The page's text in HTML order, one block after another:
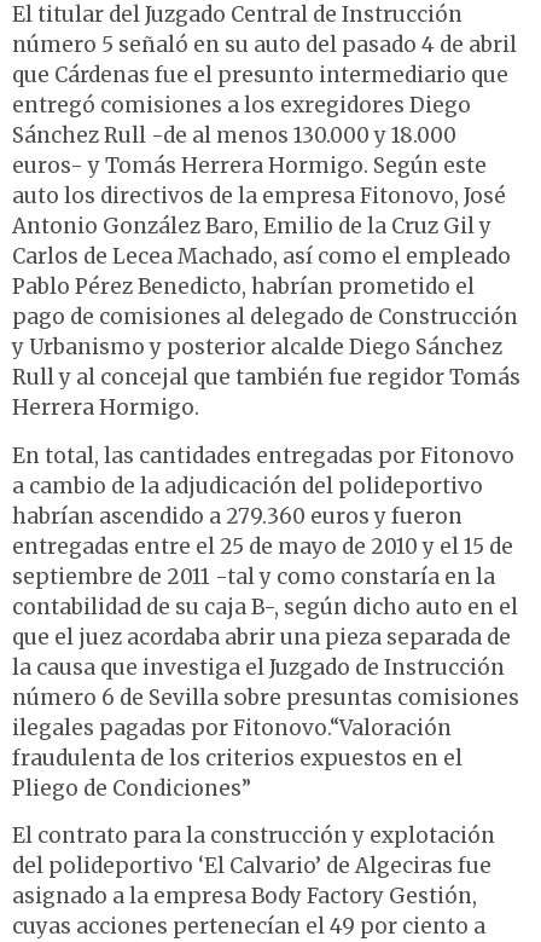
El titular del Juzgado Central de Instrucción
número 5 señaló en su auto del pasado 4 de abril
que Cárdenas fue el presunto intermediario que
entregó comisiones a los exregidores Diego
Sánchez Rull -de al menos 130.000 y 18.000
euros- y Tomás Herrera Hormigo. Según este
auto los directivos de la empresa Fitonovo, José
Antonio González Baro, Emilio de la Cruz Gil y
Carlos de Lecea Machado, así como el empleado
Pablo Pérez Benedicto, habrían prometido el
pago de comisiones al delegado de Construcción
y Urbanismo y posterior alcalde Diego Sánchez
Rull y al concejal que también fue regidor Tomás
Herrera Hormigo.
En total, las cantidades entregadas por Fitonovo
a cambio de la adjudicación del polideportivo
habrían ascendido a 279.360 euros y fueron
entregadas entre el 25 de mayo de 2010 y el 15 de
septiembre de 2011 -tal y como constaría en la
contabilidad de su caja B-, según dicho auto en el
que el juez acordaba abrir una pieza separada de
la causa que investiga el Juzgado de Instrucción
número 6 de Sevilla sobre presuntas comisiones
ilegales pagadas por Fitonovo.“Valoración
fraudulenta de los criterios expuestos en el
Pliego de Condiciones”
El contrato para la construcción y explotación
del polideportivo ‘El Calvario’ de Algeciras fue
asignado a la empresa Body Factory Gestión,
cuyas acciones pertenecían el 49 por ciento a